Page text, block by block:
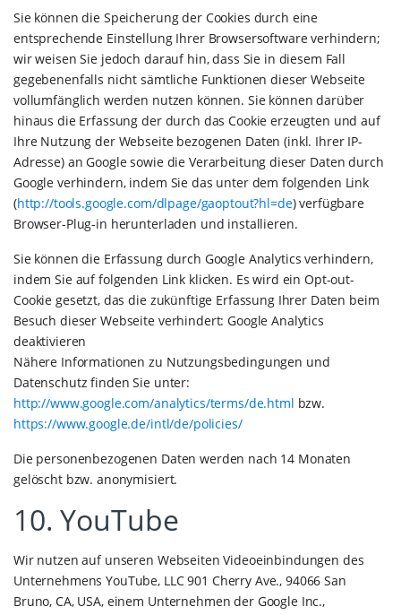
Sie können die Speicherung der Cookies durch eine
entsprechende Einstellung Ihrer Browsersoftware verhindern;
wir weisen Sie jedoch darauf hin, dass Sie in diesem Fall
gegebenenfalls nicht sämtliche Funktionen dieser Webseite
vollumfänglich werden nutzen können. Sie können darüber
hinaus die Erfassung der durch das Cookie erzeugten und auf
Ihre Nutzung der Webseite bezogenen Daten (inkl. Ihrer IP-
Adresse) an Google sowie die Verarbeitung dieser Daten durch
Google verhindern, indem Sie das unter dem folgenden Link
(http://tools.google.com/dlpage/gaoptout?hl=de) verfügbare
Browser-Plug-in herunterladen und installieren.
Sie können die Erfassung durch Google Analytics verhindern,
indem Sie auf folgenden Link klicken. Es wird ein Opt-out-
Cookie gesetzt, das die zukünftige Erfassung Ihrer Daten beim
Besuch dieser Webseite verhindert: Google Analytics
deaktivieren
Nähere Informationen zu Nutzungsbedingungen und
Datenschutz finden Sie unter:
http://www.google.com/analytics/terms/de.html bzw.
https://www.google.de/intl/de/policies/
Die personenbezogenen Daten werden nach 14 Monaten
gelöscht bzw. anonymisiert.
10. YouTube
Wir nutzen auf unseren Webseiten Videoeinbindungen des
Unternehmens YouTube, LLC 901 Cherry Ave., 94066 San
Bruno, CA, USA, einem Unternehmen der Google Inc.,